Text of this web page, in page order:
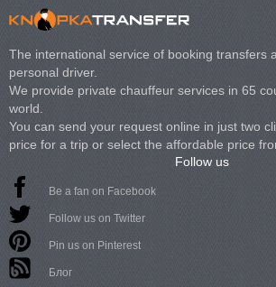
The international service of booking transfers
personal driver.
We provide private chauffeur services in 65
world.
You can send your request online in just two
price for a trip or select the affordable price
Follow us
Be a fan on Facebook
Follow us on Twitter
Pin us on Pinterest
Блог